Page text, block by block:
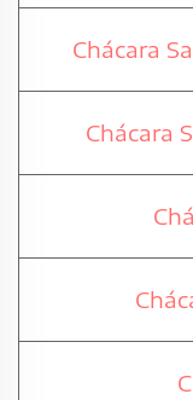
Chácara
Chácara